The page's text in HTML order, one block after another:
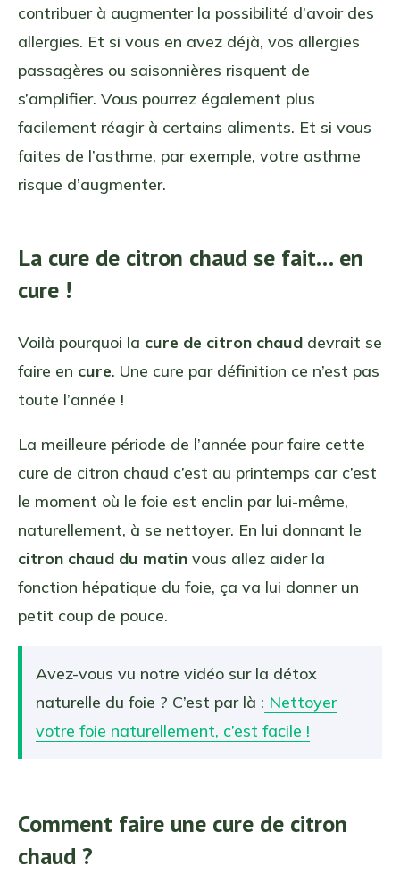
contribuer à augmenter la possibilité d’avoir des
allergies. Et si vous en avez déjà, vos allergies
passagères ou saisonnières risquent de
s’amplifier. Vous pourrez également plus
facilement réagir à certains aliments. Et si vous
faites de l’asthme, par exemple, votre asthme
risque d’augmenter.
La cure de citron chaud se fait… en
cure !
Voilà pourquoi la cure de citron chaud devrait se
faire en cure. Une cure par définition ce n’est pas
toute l’année !
La meilleure période de l’année pour faire cette
cure de citron chaud c’est au printemps car c’est
le moment où le foie est enclin par lui-même,
naturellement, à se nettoyer. En lui donnant le
citron chaud du matin vous allez aider la
fonction hépatique du foie, ça va lui donner un
petit coup de pouce.
Avez-vous vu notre vidéo sur la détox
naturelle du foie ? C’est par là : Nettoyer
votre foie naturellement, c’est facile !
Comment faire une cure de citron
chaud ?